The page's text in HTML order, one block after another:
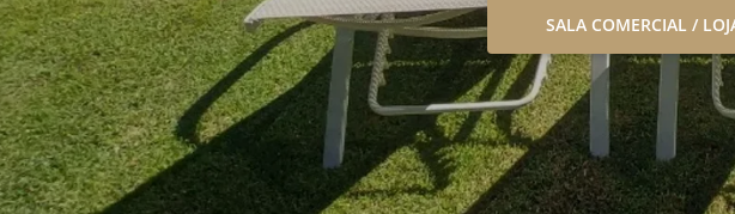
SALA COMERCIAL /